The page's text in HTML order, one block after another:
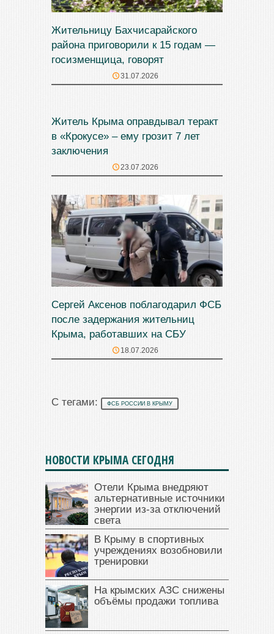
Жительницу Бахчисарайского
района приговорили к 15 годам —
госизменщица, говорят
31.07.2026
Житель Крыма оправдывал теракт
в «Крокусе» – ему грозит 7 лет
заключения
23.07.2026
Сергей Аксенов поблагодарил ФСБ
после задержания жительниц
Крыма, работавших на СБУ
18.07.2026
С тегами: ФСБ РОССИИ В КРЫМУ
НОВОСТИ КРЫМА СЕГОДНЯ
Отели Крыма внедряют
альтернативные источники
энергии из-за отключений
света
В Крыму в спортивных
учреждениях возобновили
тренировки
На крымских АЗС снижены
объёмы продажи топлива